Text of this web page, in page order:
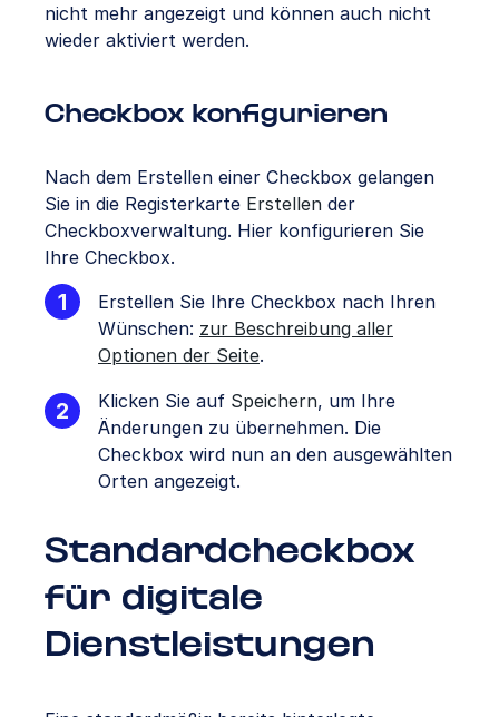
nicht mehr angezeigt und können auch nicht
wieder aktiviert werden.
Checkbox konfigurieren
Nach dem Erstellen einer Checkbox gelangen
Sie in die Registerkarte Erstellen der
Checkboxverwaltung. Hier konfigurieren Sie
Ihre Checkbox.
Erstellen Sie Ihre Checkbox nach Ihren
Wünschen: zur Beschreibung aller
Optionen der Seite.
Klicken Sie auf Speichern, um Ihre
Änderungen zu übernehmen. Die
Checkbox wird nun an den ausgewählten
Orten angezeigt.
Standardcheckbox
für digitale
Dienstleistungen